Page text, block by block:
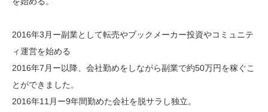
2016年3月ー副業として転売やブックメーカー投資やコミュニテ
ィ運営を始める
2016年7月ー以降、会社勤めをしながら副業で約50万円を稼ぐこ
とができました。
2016年11月ー9年間勤めた会社を脱サラし独立。